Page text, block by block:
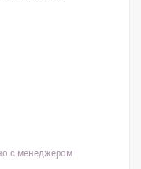
с менеджером